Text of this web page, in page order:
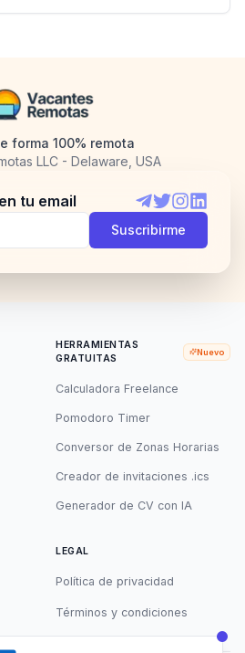
forma 100% remota
LLC - Delaware, USA
tu email
Telegram
TwitterInstagram
Suscribirme
HERRAMIENTAS
GRATUITAS
Nuevo
Calculadora Freelance
Pomodoro Timer
Conversor de Zonas Horarias
Creador de invitaciones .ics
Generador de CV con IA
LEGAL
Política de privacidad
Términos y condiciones